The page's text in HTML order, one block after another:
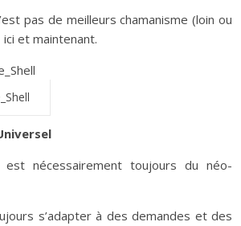
pas de meilleurs chamanisme (loin ou
et maintenant.
nécessairement toujours du néo-
s’adapter à des demandes et des